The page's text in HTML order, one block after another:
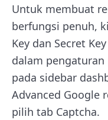
Untuk membuat
berfungsi penuh,
Key dan Secret
dalam
pada sidebar
Advanced Google
pilih tab Captcha.